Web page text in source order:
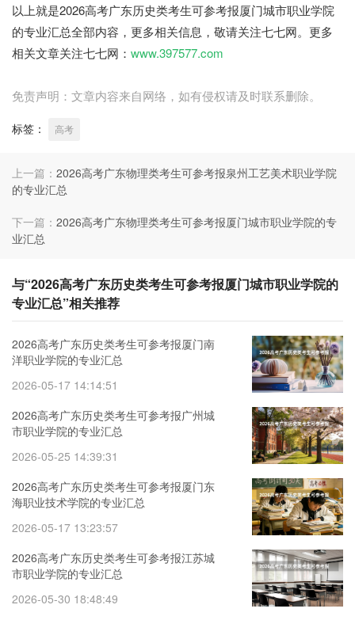
以上就是2026高考广东历史类考生可参考报厦门城市职业学院
的专业汇总全部内容，更多相关信息，敬请关注七七网。更多
相关文章关注七七网： www.397577.com
免责声明：文章内容来自网络，如有侵权请及时联系删除。
标签： 高考
上一篇： 2026高考广东物理类考生可参考报泉州工艺美术职业学院
的专业汇总
下一篇： 2026高考广东物理类考生可参考报厦门城市职业学院的专
业汇总
与“2026高考广东历史类考生可参考报厦门城市职业学院的
专业汇总”相关推荐
2026高考广东历史类考生可参考报厦门南
洋职业学院的专业汇总
2026-05-17 14:14:51
2026高考广东历史类考生可参考报广州城
市职业学院的专业汇总
2026-05-25 14:39:31
2026高考广东历史类考生可参考报厦门东
海职业技术学院的专业汇总
2026-05-17 13:23:57
2026高考广东历史类考生可参考报江苏城
市职业学院的专业汇总
2026-05-30 18:48:49